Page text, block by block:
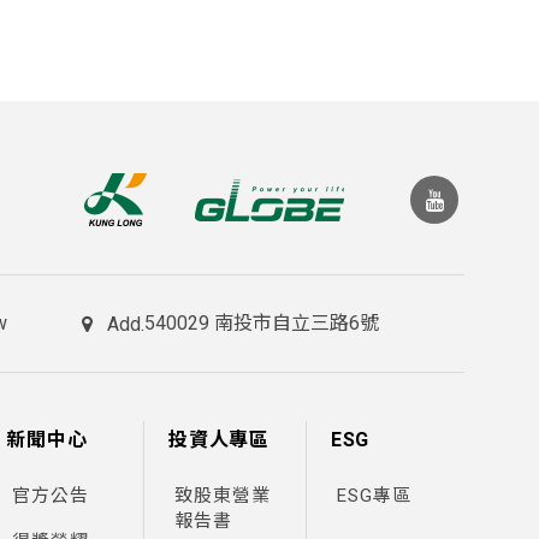
Add.540029 南投市自立三路6號
新聞中心
官方公告
投資人專區
致股東營業
報告書
ESG
ESG專區